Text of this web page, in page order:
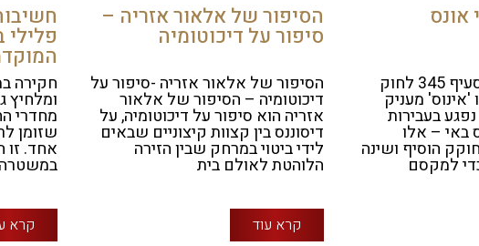
אונס
עו"ד פלילי אונס סעיף 345 לחוק
'אינוס' מעניק
בעבירות
באי – אלו
הוסיף ושינה
למקסם
הסיפור של אלאור אזריה –
סיפור על דיכוטומיה
הסיפור של אלאור אזריה -סיפור על
דיכוטומיה – הסיפור של אלאור
אזריה הוא סיפור על דיכוטומיה, על
דיסוננס בין קצוות קיצוניים שבאים
לידי ביטוי במרחק שבין הזירה
הלוהטת לאולם בית
קרא עוד
חקירה
ומלחיץ
מחדרי
שזומן
אחד. זו
קרא